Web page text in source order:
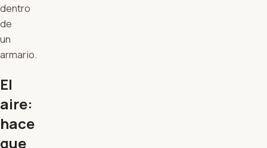
dentro
de
un
armario.
El
aire:
hace
que